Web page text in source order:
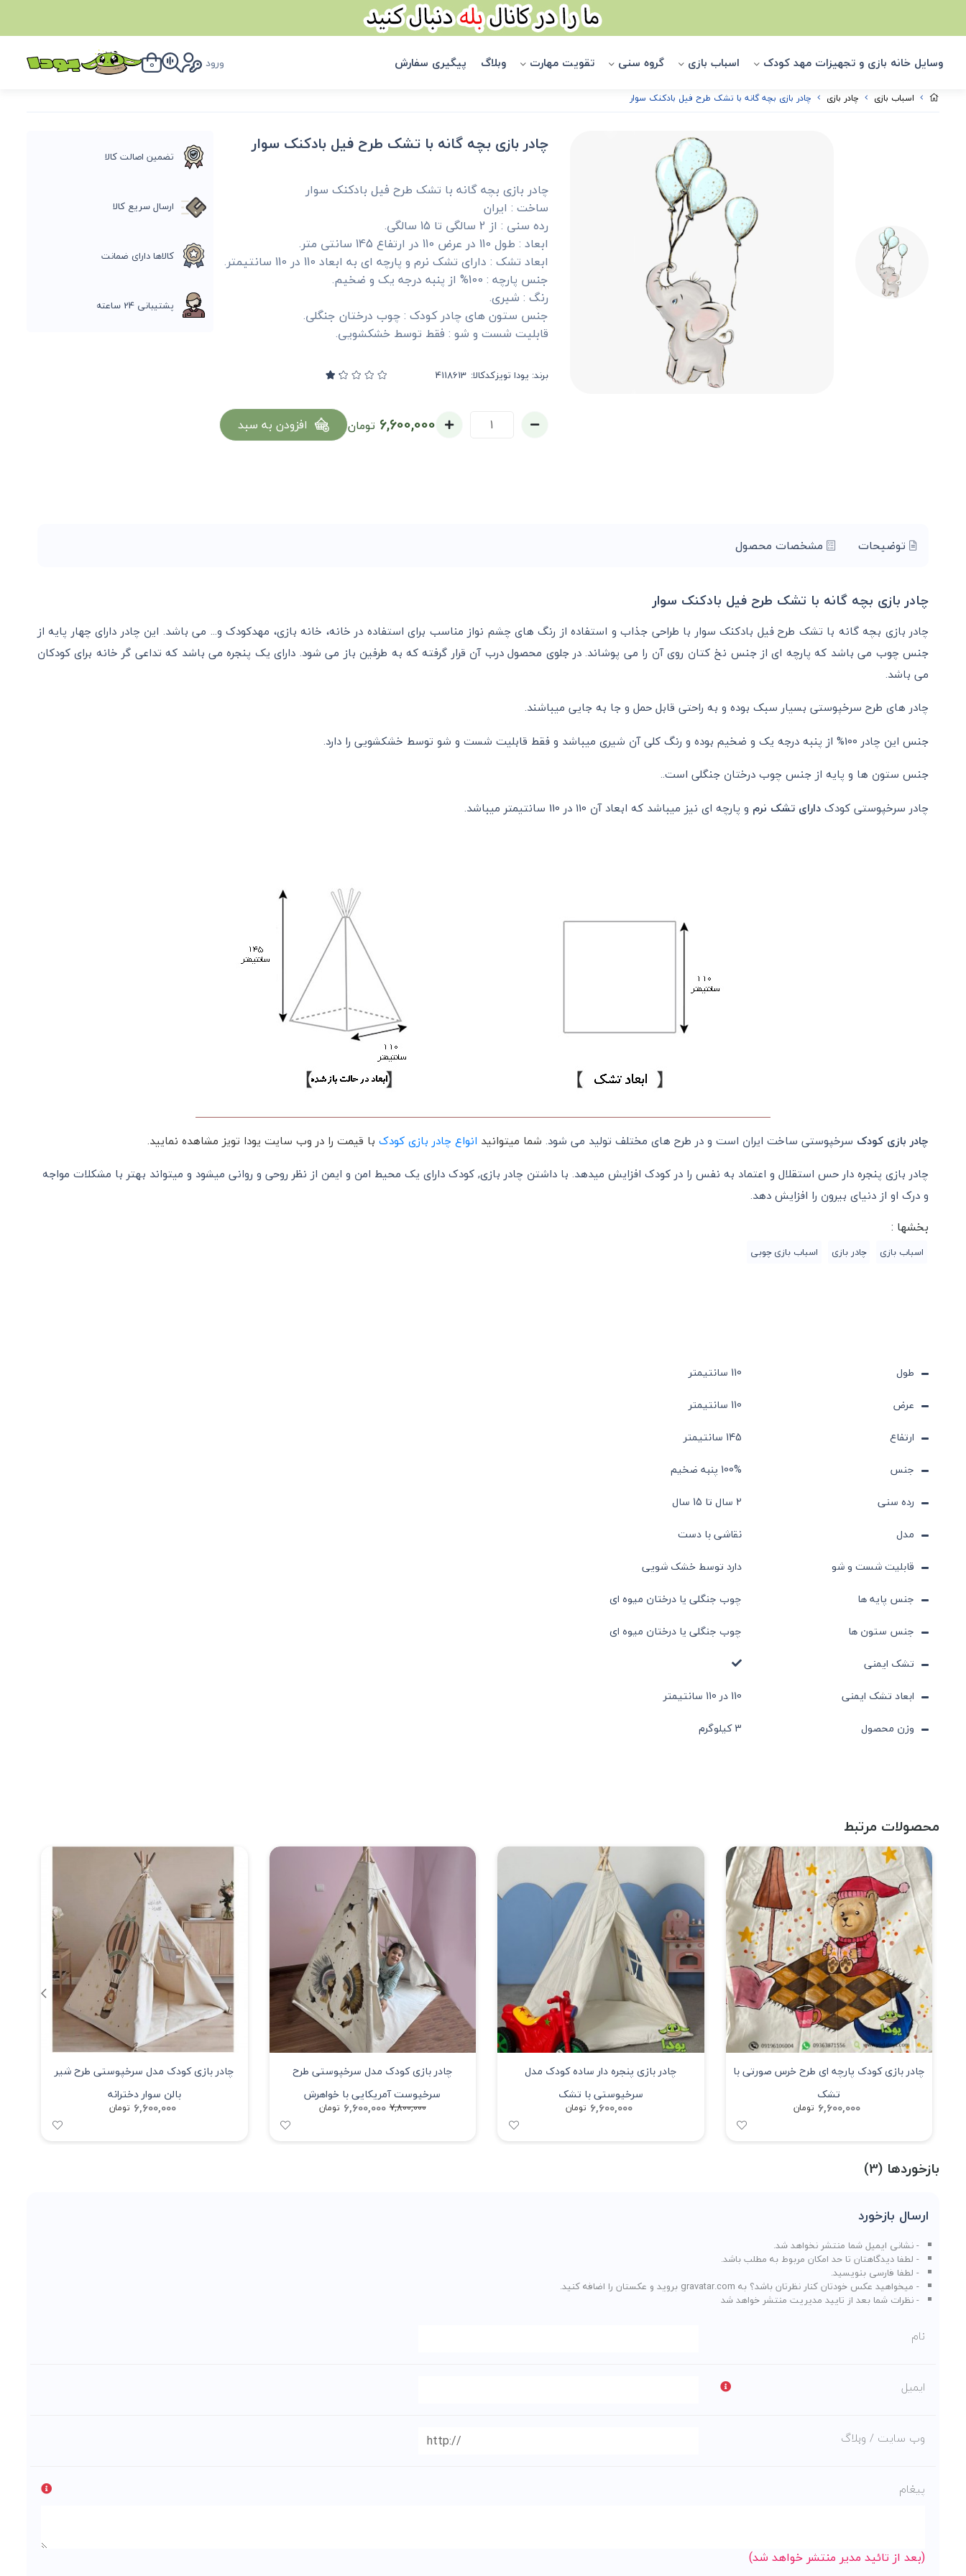
وسایل خانه بازی و تجهیزات مهد کودک اسباب بازی گروه سنی تقویت مهارت وبلاگ پیگیری سفارش ورود 0
اسباب بازی چادر بازی چادر بازی بچه گانه با تشک طرح فیل بادکنک سوار
چادر بازی بچه گانه با تشک طرح فیل بادکنک سوار
چادر بازی بچه گانه با تشک طرح فیل بادکنک سوار
ساخت : ایران
رده سنی : از 2 سالگی تا 15 سالگی.
ابعاد : طول 110 در عرض 110 در ارتفاع 145 سانتی متر.
ابعاد تشک : دارای تشک نرم و پارچه ای به ابعاد 110 در 110 سانتیمتر.
جنس پارچه : 100% از پنبه درجه یک و ضخیم.
رنگ : شیری.
جنس ستون های چادر کودک : چوب درختان جنگلی.
قابلیت شست و شو : فقط توسط خشکشویی.
برند: یودا تویزکدکالا:
6,600,000 تومان افزودن به سبد
تضمین اصالت کالا
ارسال سریع کالا
کالاها دارای ضمانت
پشتیبانی 24 ساعته
توضیحات مشخصات محصول
چادر بازی بچه گانه با تشک طرح فیل بادکنک سوار
چادر بازی بچه گانه با تشک طرح فیل بادکنک سوار با طراحی جذاب و استفاده از رنگ های چشم نواز مناسب برای استفاده در خانه، خانه بازی، مهدکودک و... می باشد. این چادر دارای چهار پایه از
جنس چوب می باشد که پارچه ای از جنس نخ کتان روی آن را می پوشاند. در جلوی محصول درب آن قرار گرفته که به طرفین باز می شود. دارای یک پنجره می باشد که تداعی گر خانه برای کودکان
می باشد.
چادر های طرح سرخپوستی بسیار سبک بوده و به راحتی قابل حمل و جا به جایی میباشند.
جنس این چادر 100% از پنبه درجه یک و ضخیم بوده و رنگ کلی آن شیری میباشد و فقط قابلیت شست و شو توسط خشکشویی را دارد.
جنس ستون ها و پایه از جنس چوب درختان جنگلی است..
چادر سرخپوستی کودکدارای تشک نرم و پارچه ای نیز میباشد که ابعاد آن 110 در 110 سانتیمتر میباشد.
چادر بازی کودک سرخپوستی ساخت ایران است و در طرح های مختلف تولید می شود. شما میتوانید انواع چادر بازی کودک با قیمت را در وب سایت یودا تویز مشاهده نمایید.
چادر بازی پنجره دار حس استقلال و اعتماد به نفس را در کودک افزایش میدهد. با داشتن چادر بازی, کودک دارای یک محیط امن و ایمن از نظر روحی و روانی میشود و میتواند بهتر با مشکلات مواجه
و درک او از دنیای بیرون را افزایش دهد.
بخشها :
اسباب بازی چادر بازی اسباب بازی چوبی
طول
110 سانتیمتر
عرض
110 سانتیمتر
ارتفاع
145 سانتیمتر
جنس
100% پنبه ضخیم
رده سنی
2 سال تا 15 سال
مدل
نقاشی با دست
قابلیت شست و شو
دارد توسط خشک شویی
جنس پایه ها
چوب جنگلی یا درختان میوه ای
جنس ستون ها
چوب جنگلی یا درختان میوه ای
تشک ایمنی
ابعاد تشک ایمنی
110 در 110 سانتیمتر
وزن محصول
3 کیلوگرم
محصولات مرتبط
چادر بازی کودک پارچه ای طرح خرس صورتی با
تشک
6,600,000 تومان
چادر بازی پنجره دار ساده کودک مدل
سرخپوستی با تشک
6,600,000 تومان
چادر بازی کودک مدل سرخپوستی طرح
سرخپوست آمریکایی با خواهرش
7,800,000
6,600,000 تومان
چادر بازی کودک مدل سرخپوستی طرح شیر
بالن سوار دخترانه
6,600,000 تومان
بازخوردها (3)
ارسال بازخورد
- نشانی ایمیل شما منتشر نخواهد شد.
- لطفا دیدگاهتان تا حد امکان مربوط به مطلب باشد.
- لطفا فارسی بنویسید.
- میخواهید عکس خودتان کنار نظرتان باشد؟ به gravatar.com بروید و عکستان را اضافه کنید.
- نظرات شما بعد از تایید مدیریت منتشر خواهد شد
نام
ایمیل
وب سایت / وبلاگ
پیغام
(بعد از تائید مدیر منتشر خواهد شد)